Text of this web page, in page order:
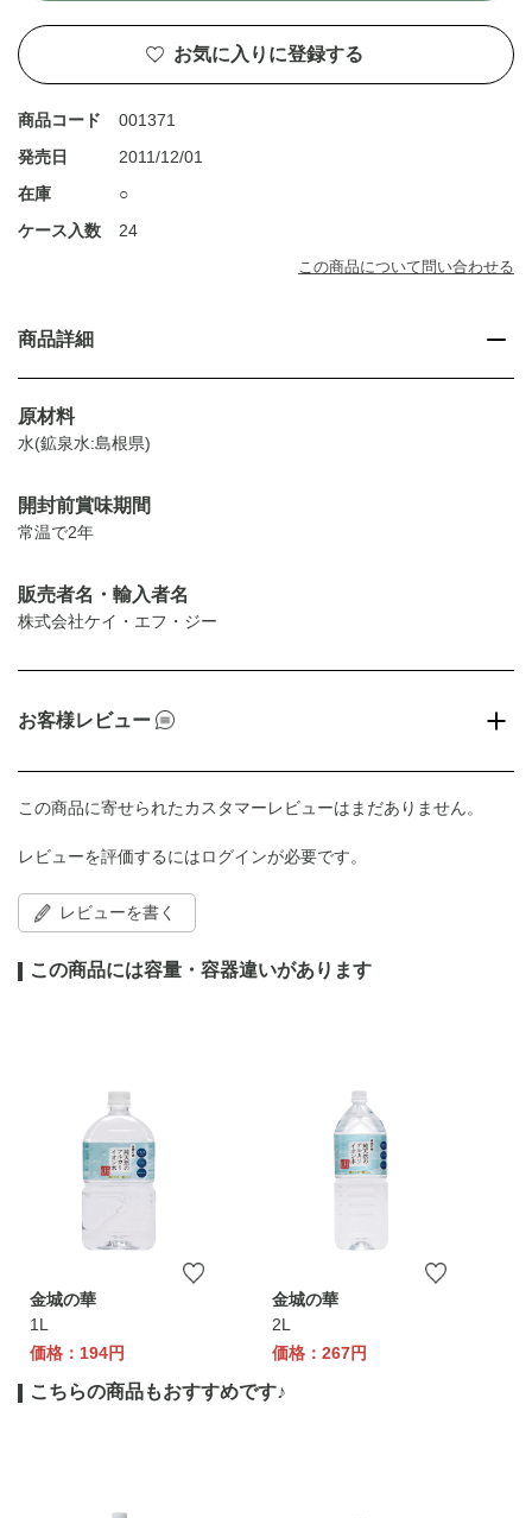
お気に入りに登録する
商品コード
001371
発売日
2011/12/01
在庫
○
ケース入数
24
この商品について問い合わせる
商品詳細
原材料
水(鉱泉水:島根県)
開封前賞味期間
常温で2年
販売者名・輸入者名
株式会社ケイ・エフ・ジー
お客様レビュー
この商品に寄せられたカスタマーレビューはまだありません。
レビューを評価するにはログインが必要です。
レビューを書く
この商品には容量・容器違いがあります
金城の華
1L
価格：194円
金城の華
2L
価格：267円
こちらの商品もおすすめです♪